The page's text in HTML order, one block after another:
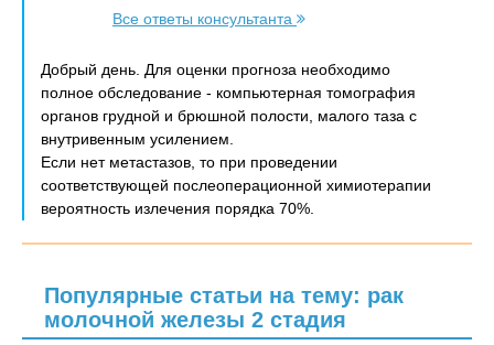
Все ответы консультанта
Добрый день. Для оценки прогноза необходимо
полное обследование - компьютерная томография
органов грудной и брюшной полости, малого таза с
внутривенным усилением.
Если нет метастазов, то при проведении
соответствующей послеоперационной химиотерапии
вероятность излечения порядка 70%.
Популярные статьи на тему: рак
молочной железы 2 стадия